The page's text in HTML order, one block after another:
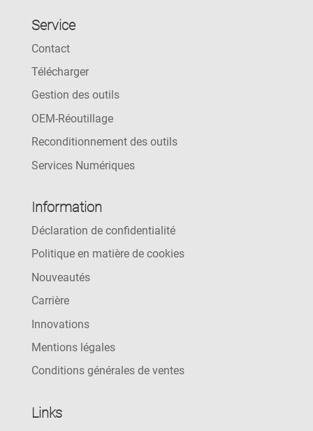
Service
Contact
Télécharger
Gestion des outils
OEM-Réoutillage
Reconditionnement des outils
Services Numériques
Information
Déclaration de confidentialité
Politique en matière de cookies
Nouveautés
Carrière
Innovations
Mentions légales
Conditions générales de ventes
Links